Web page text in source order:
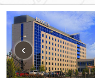
‹